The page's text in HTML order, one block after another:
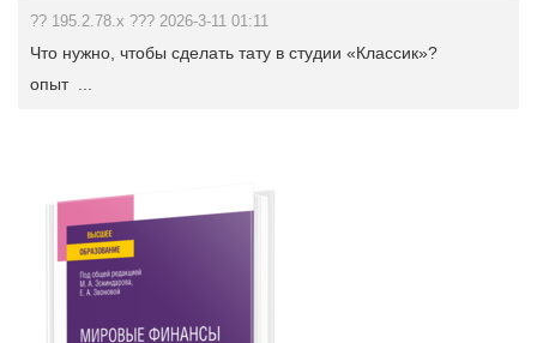
?? 195.2.78.x ??? 2026-3-11 01:11
Что нужно, чтобы сделать тату в студии «Классик»?
опыт ...